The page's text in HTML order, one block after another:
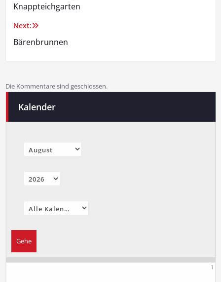
Knappteichgarten
Next:
Bärenbrunnen
Die Kommentare sind geschlossen.
Kalender
1